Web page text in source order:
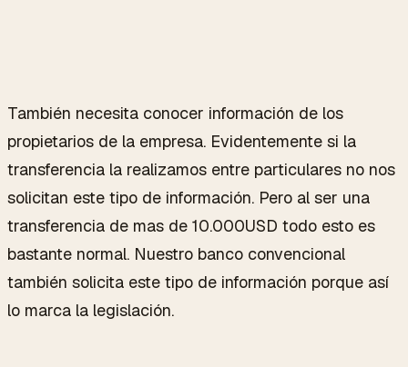
También necesita conocer información de los
propietarios de la empresa. Evidentemente si la
transferencia la realizamos entre particulares no nos
solicitan este tipo de información. Pero al ser una
transferencia de mas de 10.000USD todo esto es
bastante normal. Nuestro banco convencional
también solicita este tipo de información porque así
lo marca la legislación.